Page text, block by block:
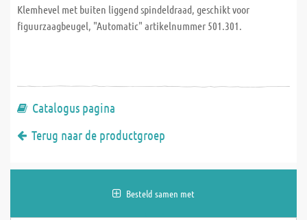
Klemhevel met buiten liggend spindeldraad, geschikt voor
figuurzaagbeugel, "Automatic" artikelnummer 501.301.
Catalogus pagina
Terug naar de productgroep
Besteld samen met